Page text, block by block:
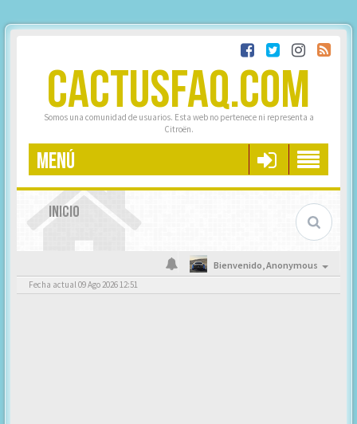
CACTUSFAQ.COM
Somos una comunidad de usuarios. Esta web no pertenece ni representa a
Citroën.
MENÚ
INICIO
Bienvenido,Anonymous
Fecha actual 09 Ago 2026 12:51